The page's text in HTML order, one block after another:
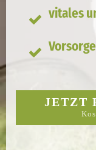
vitales
JETZT